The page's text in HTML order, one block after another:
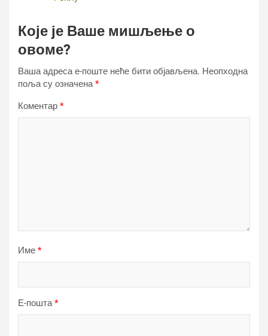
Које је Ваше мишљење о
овоме?
Ваша адреса е-поште неће бити објављена. Неопходна
поља су означена*
Коментар *
Име *
Е-пошта*